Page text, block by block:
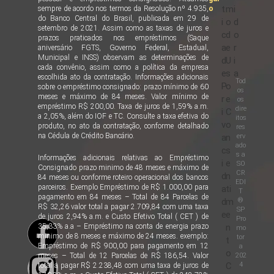
sempre de acordo nos termos da Resolução nº 4.935,
do Banco Central do Brasil, publicada em 29 de
setembro de 2021. Assim como as taxas de juros e
prazos praticados nos empréstimos (Saque
aniversário FGTS, Governo Federal, Estadual,
Municipal e INSS) observam as determinações de
cada convênio, assim como a política da empresa
escolhida ato da contratação. Informações adicionais
sobre o empréstimo consignado: prazo mínimo de 60
meses e máximo de 84 meses. Valor mínimo de
empréstimo R$ 200,00. Taxa de juros de 1,59% a.m.
a 2,05%, além do IOF e TC. Consulte a taxa efetiva do
produto, no ato da contratação, conforme detalhado
na Cédula de Crédito Bancário.
Informações adicionais relativas ao Empréstimo
Consignado prazo minimo de 48 meses e máximo de
84 meses ou conforme roteiro operacional dos bancos
parceiros. Exemplo Empréstimo de R$ 1.000,00 para
pagamento em 84 meses – Total de 84 Parcelas de
R$ 32,26 valor total a pagar 2.709,84 com uma taxa
de juros 2,94% a.m. e Custo Efetivo Total ( CET ) de
35,33% a.a – Empréstimo na conta de energia prazo
minimo de 8 meses e máximo de 24 meses. exemplo:
Empréstimo de R$ 900,00 para pagamento em 12
meses – Total de 12 Parcelas de R$ 186,54. Valor
total a pagar R$ 2.238,48 com uma taxa de juros de
o
i
c
a
d
e
P
r
m
o
d
e
U
s
o
e
i
d
o
r
i
a
Tod
os
os
dire
itos
res
erv
ado
s a
SO
CR
EDI
T
®
SP
Pro
mo
tor
a
202
4